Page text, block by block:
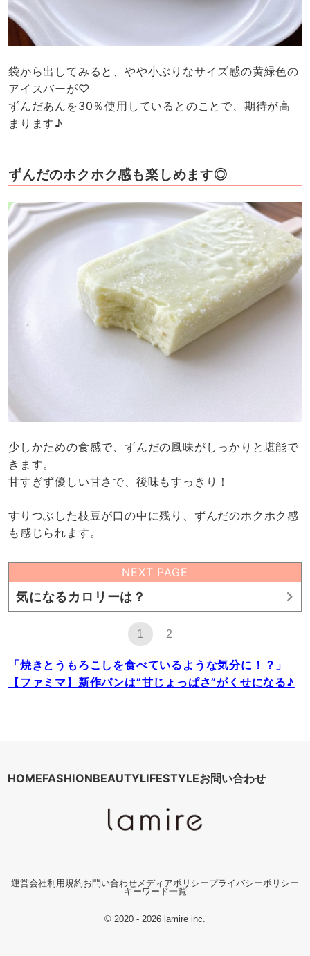
袋から出してみると、やや小ぶりなサイズ感の黄緑色の
アイスバーが♡
ずんだあんを30％使用しているとのことで、期待が高
まります♪
ずんだのホクホク感も楽しめます◎
少しかための食感で、ずんだの風味がしっかりと堪能で
きます。
甘すぎず優しい甘さで、後味もすっきり！
すりつぶした枝豆が口の中に残り、ずんだのホクホク感
も感じられます。
NEXT PAGE
気になるカロリーは？
1 2
「焼きとうもろこしを食べているような気分に！？」
【ファミマ】新作パンは”甘じょっぱさ”がくせになる♪
HOMEFASHIONBEAUTYLIFESTYLEお問い合わせ
運営会社利用規約お問い合わせ メディアポリシープライバシーポリシー
キーワード一覧
© 2020 - 2026 lamire inc.